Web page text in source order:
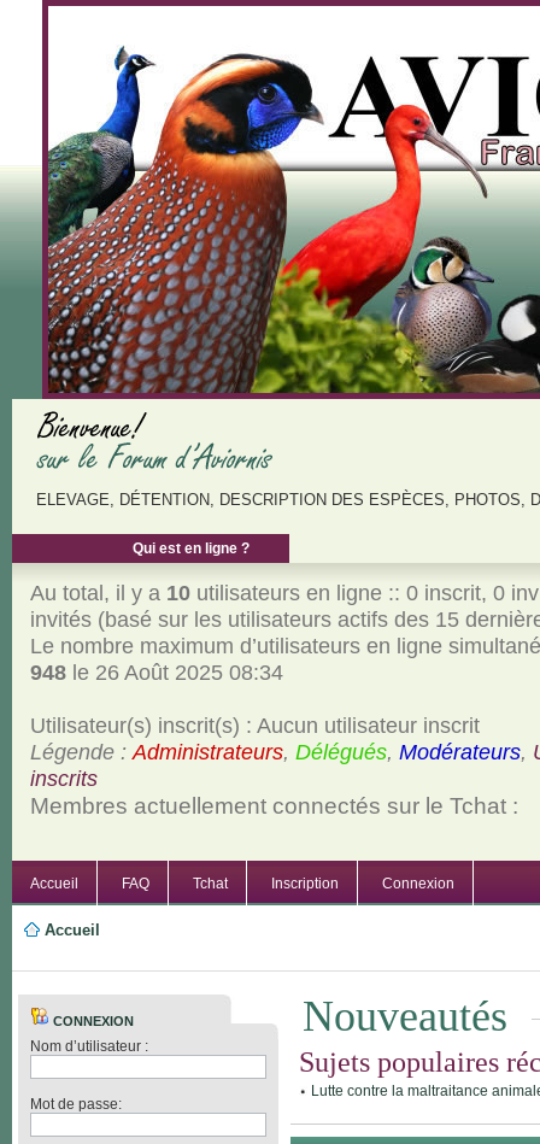
ELEVAGE, DÉTENTION, DESCRIPTION DES ESPÈCES, PHOTOS,
Qui est en ligne ?
Au total, il y a 10utilisateurs en ligne :: 0 inscrit, 0
invités (basé sur les utilisateurs actifs des 15
Le nombre maximum d’utilisateurs en ligne
948le 26 Août 2025 08:34
Utilisateur(s) inscrit(s) : Aucun utilisateur inscrit
Légende : Administrateurs, Délégués, Modérateurs,
inscrits
Membres actuellement connectés sur le Tchat :
Accueil FAQ Tchat Inscription Connexion
Accueil
CONNEXION
Nom d’utilisateur :
Mot de passe:
Nouveautés
Sujets populaires
Lutte contre la maltraitance